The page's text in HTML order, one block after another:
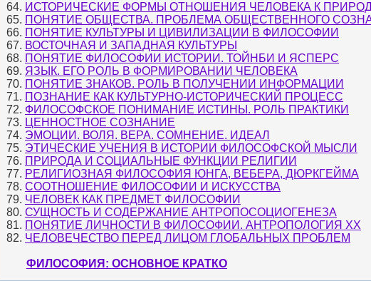
64. ИСТОРИЧЕСКИЕ ФОРМЫ ОТНОШЕНИЯ ЧЕЛОВЕКА К
65. ПОНЯТИЕ ОБЩЕСТВА. ПРОБЛЕМА ОБЩЕСТВЕННОГО
66. ПОНЯТИЕ КУЛЬТУРЫ И ЦИВИЛИЗАЦИИ В ФИЛОСОФИИ
67. ВОСТОЧНАЯ И ЗАПАДНАЯ КУЛЬТУРЫ
68. ПОНЯТИЕ ФИЛОСОФИИ ИСТОРИИ. ТОЙНБИ И ЯСПЕРС
69. ЯЗЫК. ЕГО РОЛЬ В ФОРМИРОВАНИИ ЧЕЛОВЕКА
70. ПОНЯТИЕ ЗНАКОВ. РОЛЬ В ПОЛУЧЕНИИ ИНФОРМАЦИИ
71. ПОЗНАНИЕ КАК КУЛЬТУРНО-ИСТОРИЧЕСКИЙ ПРОЦЕСС
72. ФИЛОСОФСКОЕ ПОНИМАНИЕ ИСТИНЫ. РОЛЬ ПРАКТИКИ
73. ЦЕННОСТНОЕ СОЗНАНИЕ
74. ЭМОЦИИ. ВОЛЯ. ВЕРА. СОМНЕНИЕ. ИДЕАЛ
75. ЭТИЧЕСКИЕ УЧЕНИЯ В ИСТОРИИ ФИЛОСОФСКОЙ МЫСЛИ
76. ПРИРОДА И СОЦИАЛЬНЫЕ ФУНКЦИИ РЕЛИГИИ
77. РЕЛИГИОЗНАЯ ФИЛОСОФИЯ ЮНГА, ВЕБЕРА, ДЮРКГЕЙМА
78. СООТНОШЕНИЕ ФИЛОСОФИИ И ИСКУССТВА
79. ЧЕЛОВЕК КАК ПРЕДМЕТ ФИЛОСОФИИ
80. СУЩНОСТЬ И СОДЕРЖАНИЕ АНТРОПОСОЦИОГЕНЕЗА
81. ПОНЯТИЕ ЛИЧНОСТИ В ФИЛОСОФИИ. АНТРОПОЛОГИЯ XX
82. ЧЕЛОВЕЧЕСТВО ПЕРЕД ЛИЦОМ ГЛОБАЛЬНЫХ ПРОБЛЕМ
ФИЛОСОФИЯ: ОСНОВНОЕ КРАТКО